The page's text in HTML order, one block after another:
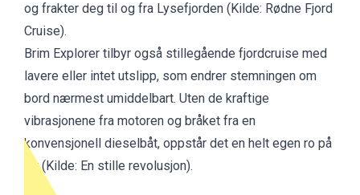
og frakter deg til og fra Lysefjorden (Kilde: Rødne Fjord
Cruise).
Brim Explorer tilbyr også stillegående fjordcruise med
lavere eller intet utslipp, som endrer stemningen om
bord nærmest umiddelbart. Uten de kraftige
vibrasjonene fra motoren og bråket fra en
konvensjonell dieselbåt, oppstår det en helt egen ro på
tur (Kilde: En stille revolusjon).